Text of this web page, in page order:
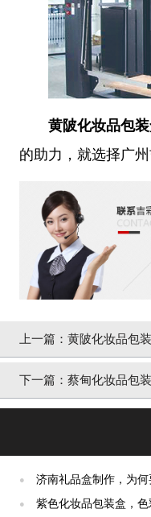
黄陂化妆品包
的助力，就选择广
上一篇： 黄陂化妆品包
四方]细说
下一篇： 蔡甸化妆品包
●
济南礼品盒制作，为
彩四方]说一下趋势
●
紫色化妆品包装盒，